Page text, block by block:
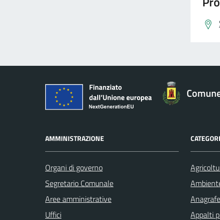
AMMINISTRAZIONE
Organi di governo
Segretario Comunale
Aree amministrative
Uffici
Appalti